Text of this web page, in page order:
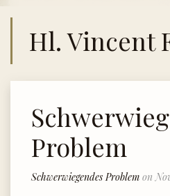
Hl. Vincent
Problem
Schwerwiegendes Problem on